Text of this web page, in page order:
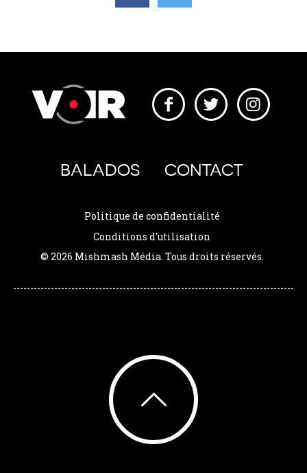
BALADOS CONTACT
Politique de confidentialité
Conditions d'utilisation
© 2026 Mishmash Média. Tous droits réservés.